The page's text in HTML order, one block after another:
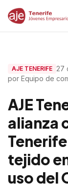
AJE TENERIFE 27
por Equipo de
AJE
alianza
tejido
uso del